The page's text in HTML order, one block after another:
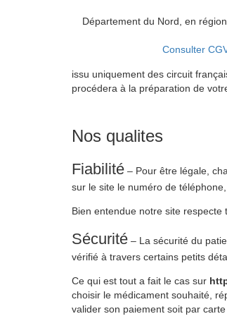
Département du Nord, en
Consulter
issu uniquement des circuit
procédera à la préparation de
Nos qualites
Fiabilité – Pour être légale,
sur le site le numéro de
Bien entendue notre site
Sécurité – La sécurité du
vérifié à travers certains petits
Ce qui est tout a fait le cas sur
choisir le médicament souhaité,
valider son paiement soit par